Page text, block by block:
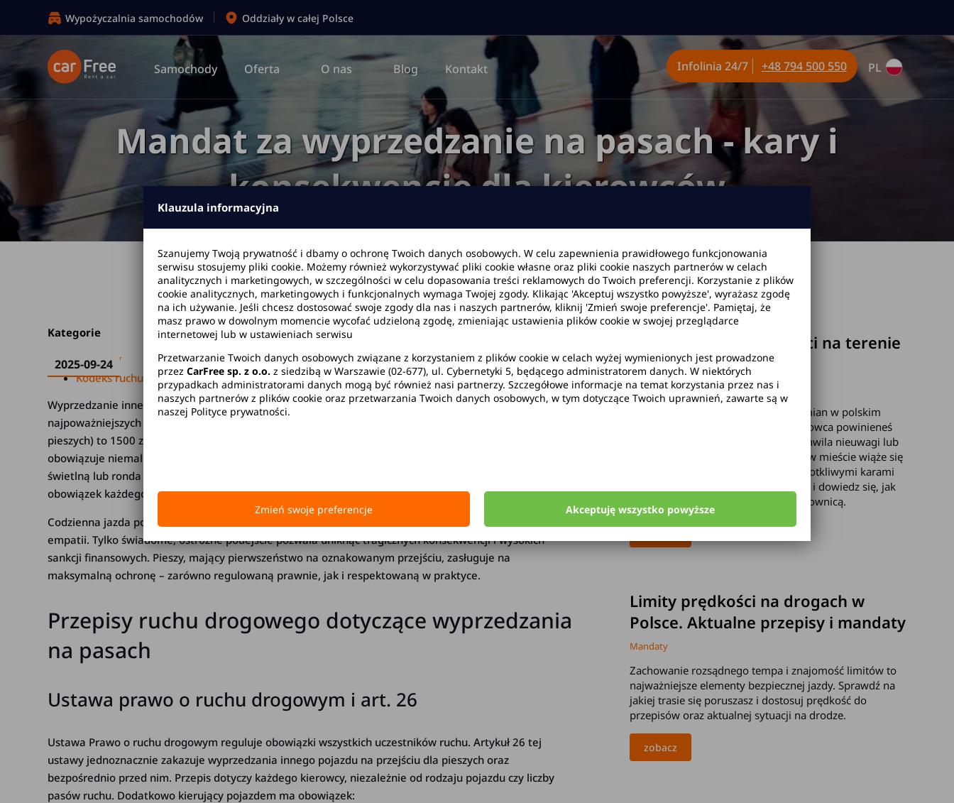
Mandat za wyprzedzanie na pasach - kary i
konsekwencje dla kierowców
Wypożyczalnia samochodów Oddziały w całej Polsce
Samochody Oferta O nas Blog Kontakt Infolinia 24/7 +48 794 500 550 PL
Strona główna Blog Mandaty Mandat za wyprzedzanie na pasach - kary i konsekwencje dla kierowców
2025-09-24
Kategorie
Mandaty
Kodeks ruchu drogowego
Wyprzedzanie innego pojazdu na przejściu dla pieszych lub bezpośrednio przed nim jest jednym z
najpoważniejszych wykroczeń w ruchu drogowym. Mandat za wyprzedzanie na pasach (przejściu dla
pieszych) to 1500 zł oraz 15 punktów karnych. W przypadku recydywy kara wzrasta do 3000 zł. Zakaz
obowiązuje niemal zawsze, jednak istnieją określone wyjątki, na przykład przejście z sygnalizacją
świetlną lub ronda wielopasmowe. Zachowanie szczególnej ostrożności w rejonie przejść dla pieszych to
obowiązek każdego kierowcy niezależnie od sytuacji.
Codzienna jazda po polskich drogach wymaga nie tylko znajomości przepisów, ale także wyobraźni i
empatii. Tylko świadome, ostrożne podejście pozwala uniknąć tragicznych konsekwencji i wysokich
sankcji finansowych. Pieszy, mający pierwszeństwo na oznakowanym przejściu, zasługuje na
maksymalną ochronę – zarówno regulowaną prawnie, jak i respektowaną w praktyce.
Przepisy ruchu drogowego dotyczące wyprzedzania
na pasach
Ustawa prawo o ruchu drogowym i art. 26
Ustawa Prawo o ruchu drogowym reguluje obowiązki wszystkich uczestników ruchu. Artykuł 26 tej
ustawy jednoznacznie zakazuje wyprzedzania innego pojazdu na przejściu dla pieszych oraz
bezpośrednio przed nim. Przepis dotyczy każdego kierowcy, niezależnie od rodzaju pojazdu czy liczby
pasów ruchu. Dodatkowo kierujący pojazdem ma obowiązek:
2026-03-24
Wysokość mandatu za
przekroczenie prędkości na terenie
zabudowanym
Mandaty
W ostatnich latach nastąpiło wiele zmian w polskim
prawie o ruchu drogowym. Jako kierowca powinieneś
mieć ich świadomość. Pamiętaj, że chwila nieuwagi lub
zbyt mocne naciśnięcie pedału gazu w mieście wiąże się
nie tylko z ryzykiem wypadku, ale i dotkliwymi karami
finansowymi. Poznaj aktualne stawki i dowiedz się, jak
uniknąć kosztownych błędów za kierownicą.
Limity prędkości na drogach w
Polsce. Aktualne przepisy i mandaty
Mandaty
Zachowanie rozsądnego tempa i znajomość limitów to
najważniejsze elementy bezpiecznej jazdy. Sprawdź na
jakiej trasie się poruszasz i dostosuj prędkość do
przepisów oraz aktualnej sytuacji na drodze.
zobacz
Klauzula informacyjna
Szanujemy Twoją prywatność i dbamy o ochronę Twoich danych osobowych. W celu zapewnienia prawidłowego funkcjonowania
serwisu stosujemy pliki cookie. Możemy również wykorzystywać pliki cookie własne oraz pliki cookie naszych partnerów w celach
analitycznych i marketingowych, w szczególności w celu dopasowania treści reklamowych do Twoich preferencji. Korzystanie z plików
cookie analitycznych, marketingowych i funkcjonalnych wymaga Twojej zgody. Klikając 'Akceptuj wszystko powyższe', wyrażasz zgodę
na ich używanie. Jeśli chcesz dostosować swoje zgody dla nas i naszych partnerów, kliknij 'Zmień swoje preferencje'. Pamiętaj, że
masz prawo w dowolnym momencie wycofać udzieloną zgodę, zmieniając ustawienia plików cookie w swojej przeglądarce
internetowej lub w ustawieniach serwisu
Przetwarzanie Twoich danych osobowych związane z korzystaniem z plików cookie w celach wyżej wymienionych jest prowadzone
przez CarFree sp. z o.o. z siedzibą w Warszawie (02-677), ul. Cybernetyki 5, będącego administratorem danych. W niektórych
przypadkach administratorami danych mogą być również nasi partnerzy. Szczegółowe informacje na temat korzystania przez nas i
naszych partnerów z plików cookie oraz przetwarzania Twoich danych osobowych, w tym dotyczące Twoich uprawnień, zawarte są w
naszej Polityce prywatności.
Zmień swoje preferencje Akceptuję wszystko powyższe